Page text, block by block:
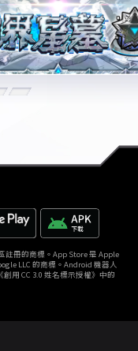
註冊的商標。App Store 是 Apple
LLC 的商標。Android 機器人
用 CC 3.0 姓名標示授權》中的